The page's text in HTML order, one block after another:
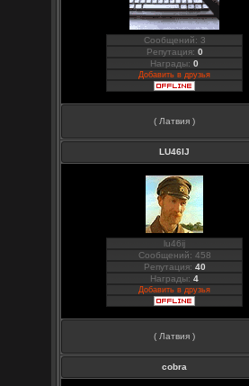
Сообщений: 3
Репутация: 0
Награды:0
Добавить в друзья
( Латвия )
LU46IJ
lu46ij
Сообщений: 458
Репутация: 40
Награды:4
Добавить в друзья
( Латвия )
cobra